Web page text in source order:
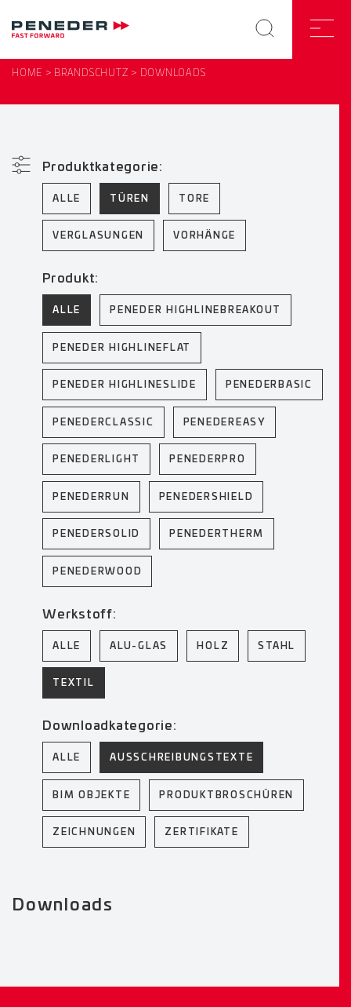
HOME BRANDSCHUTZ DOWNLOADS
Produktkategorie:
ALLE TÜREN TORE
VERGLASUNGEN VORHÄNGE
Produkt:
ALLE PENEDER HIGHLINEBREAKOUT
PENEDER HIGHLINEFLAT
PENEDER HIGHLINESLIDE PENEDERBASIC
PENEDERCLASSIC PENEDEREASY
PENEDERLIGHT PENEDERPRO
PENEDERRUN PENEDERSHIELD
PENEDERSOLID PENEDERTHERM
PENEDERWOOD
Werkstoff:
ALLE ALU-GLAS HOLZ STAHL
TEXTIL
Downloadkategorie:
ALLE AUSSCHREIBUNGSTEXTE
BIM OBJEKTE PRODUKTBROSCHÜREN
ZEICHNUNGEN ZERTIFIKATE
Downloads